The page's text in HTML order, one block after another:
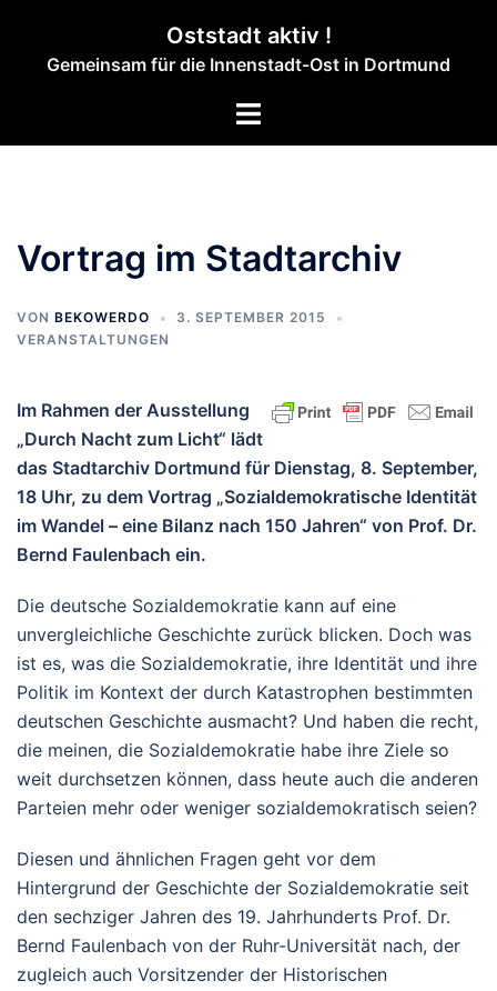
springen
Oststadt aktiv !
Gemeinsam für die Innenstadt-Ost in Dortmund
Menü
Vortrag im Stadtarchiv
VON BEKOWERDO
3. SEPTEMBER 2015
VERANSTALTUNGEN
Im Rahmen der Ausstellung
„Durch Nacht zum Licht“ lädt
das Stadtarchiv Dortmund für Dienstag, 8. September,
18 Uhr, zu dem Vortrag „Sozialdemokratische Identität
im Wandel – eine Bilanz nach 150 Jahren“ von Prof. Dr.
Bernd Faulenbach ein.
Die deutsche Sozialdemokratie kann auf eine
unvergleichliche Geschichte zurück blicken. Doch was
ist es, was die Sozialdemokratie, ihre Identität und ihre
Politik im Kontext der durch Katastrophen bestimmten
deutschen Geschichte ausmacht? Und haben die recht,
die meinen, die Sozialdemokratie habe ihre Ziele so
weit durchsetzen können, dass heute auch die anderen
Parteien mehr oder weniger sozialdemokratisch seien?
Diesen und ähnlichen Fragen geht vor dem
Hintergrund der Geschichte der Sozialdemokratie seit
den sechziger Jahren des 19. Jahrhunderts Prof. Dr.
Bernd Faulenbach von der Ruhr-Universität nach, der
zugleich auch Vorsitzender der Historischen